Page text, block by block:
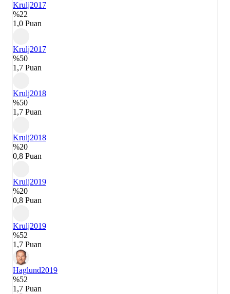
Krulj2017
%22
1,0 Puan
Krulj2017
%50
1,7 Puan
Krulj2018
%50
1,7 Puan
Krulj2018
%20
0,8 Puan
Krulj2019
%20
0,8 Puan
Krulj2019
%52
1,7 Puan
Haglund2019
%52
1,7 Puan